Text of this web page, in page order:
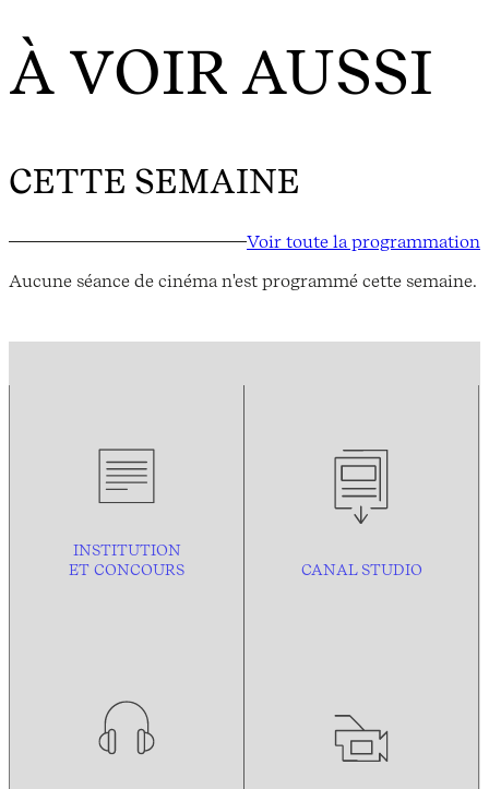
À VOIR AUSSI
CETTE SEMAINE
Voir toute la programmation
Aucune séance de cinéma n'est programmé cette semaine.
INSTITUTION
ET CONCOURS
CANAL STUDIO